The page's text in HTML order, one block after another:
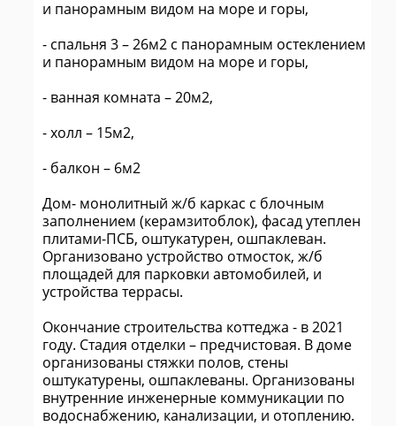
и панорамным видом на море и горы,
- спальня 3 – 26м2 с панорамным остеклением
и панорамным видом на море и горы,
- ванная комната – 20м2,
- холл – 15м2,
- балкон – 6м2
Дом- монолитный ж/б каркас с блочным
заполнением (керамзитоблок), фасад утеплен
плитами-ПСБ, оштукатурен, ошпаклеван.
Организовано устройство отмосток, ж/б
площадей для парковки автомобилей, и
устройства террасы.
Окончание строительства коттеджа - в 2021
году. Стадия отделки – предчистовая. В доме
организованы стяжки полов, стены
оштукатурены, ошпаклеваны. Организованы
внутренние инженерные коммуникации по
водоснабжению, канализации, и отоплению.